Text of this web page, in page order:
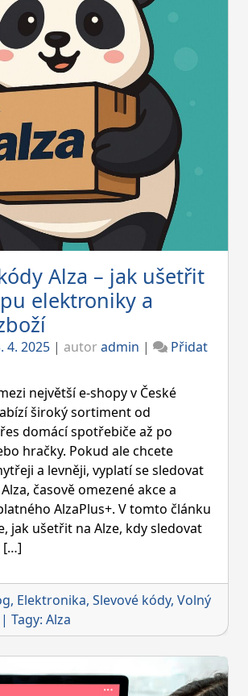
Alza – jak ušetřit
elektroniky a
4. 2025 | autoradmin |
Přidat
největší e-shopy v České
široký sortiment od
domácí spotřebiče až po
hračky. Pokud ale chcete
a levněji, vyplatí se sledovat
časově omezené akce a
AlzaPlus+. V tomto článku
jak ušetřit na Alze, kdy sledovat
[…]
, Elektronika, Slevové kódy, Volný
| Tagy: Alza